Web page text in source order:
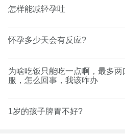
怎样能减轻孕吐
怀孕多少天会有反应?
为啥吃饭只能吃一点啊，最多
服，怎么回事，我该咋办
1岁的孩子脾胃不好?